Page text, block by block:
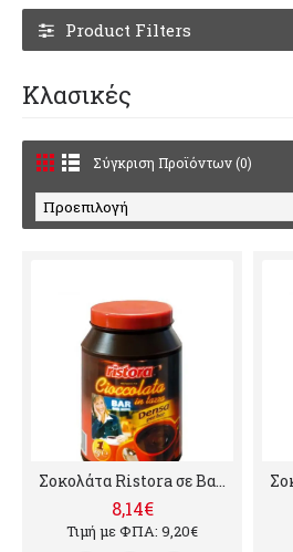
Product Filters
Κλασικές
Σύγκριση Προϊόντων (0)
Σοκολάτα Ristora σε Βαρέλι 1000g (6 τμχ)
8,14€
Τιμή με ΦΠΑ: 9,20€